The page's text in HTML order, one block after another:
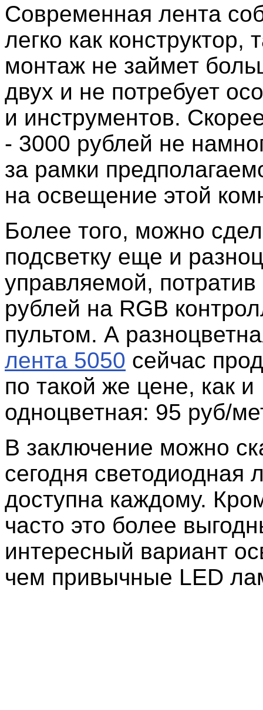
Современная лента
легко как конструктор,
монтаж не займет
двух и не потребует
и инструментов.
- 3000 рублей не
за рамки
на освещение этой
Более того, можно
подсветку еще и
управляемой,
рублей на RGB
пультом. А
лента 5050 сейчас
по такой же цене, как и
одноцветная: 95 руб/
В заключение можно
сегодня светодиодная
доступна каждому.
часто это более
интересный вариант
чем привычные LED